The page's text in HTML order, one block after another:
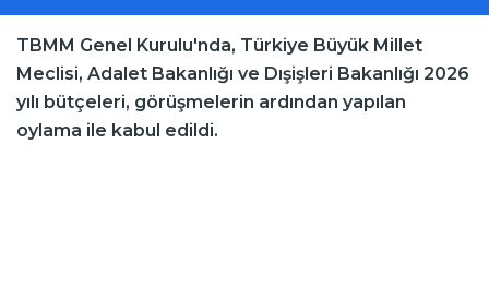
TBMM Genel Kurulu'nda, Türkiye Büyük Millet
Meclisi, Adalet Bakanlığı ve Dışişleri Bakanlığı 2026
yılı bütçeleri, görüşmelerin ardından yapılan
oylama ile kabul edildi.